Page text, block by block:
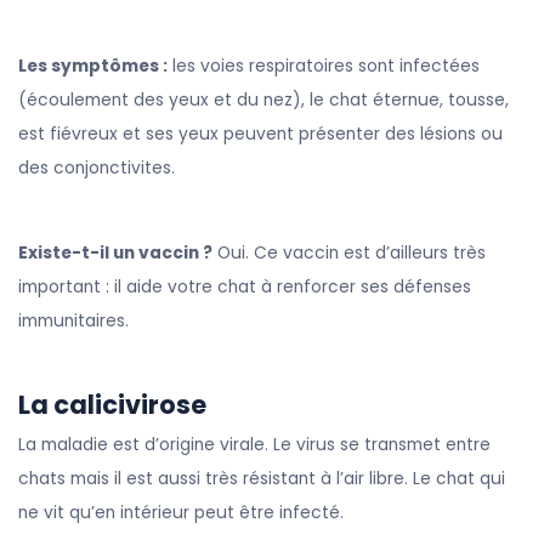
Les symptômes : les voies respiratoires sont infectées
(écoulement des yeux et du nez), le chat éternue, tousse,
est fiévreux et ses yeux peuvent présenter des lésions ou
des conjonctivites.
Existe-t-il un vaccin ? Oui. Ce vaccin est d’ailleurs très
important : il aide votre chat à renforcer ses défenses
immunitaires.
La calicivirose
La maladie est d’origine virale. Le virus se transmet entre
chats mais il est aussi très résistant à l’air libre. Le chat qui
ne vit qu’en intérieur peut être infecté.